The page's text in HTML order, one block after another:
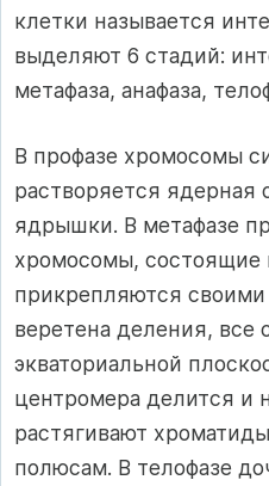
клетки называется
выделяют 6 стадий:
метафаза, анафаза,
В профазе хромосомы
растворяется ядерная
ядрышки. В метафазе
хромосомы, состоящие
прикрепляются
веретена деления, все
экваториальной
центромера делится и
растягивают
полюсам. В телофазе